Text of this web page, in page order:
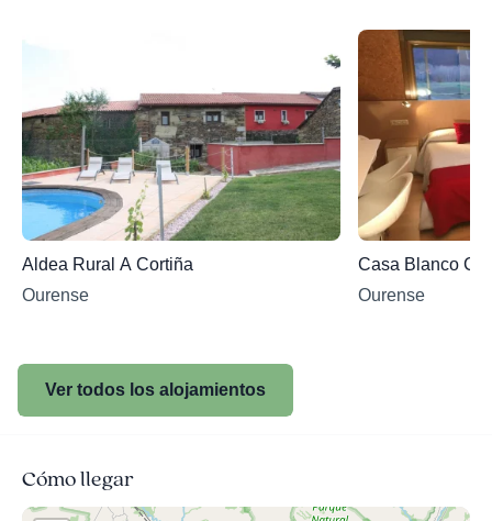
Aldea Rural A Cortiña
Ourense
Casa Blanco
Ourense
Ver todos los alojamientos
Cómo llegar